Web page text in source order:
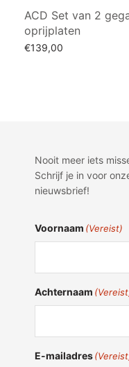
ACD Set van 2
oprijplaten
€139,00
Nooit meer iets
Schrijf je in voor
nieuwsbrief!
Voornaam (Vereist)
Achternaam
E-mailadres